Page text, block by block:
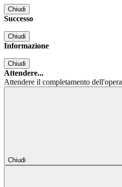
Chiudi
Successo
Chiudi
Informazione
Chiudi
Attendere...
Attendere il completamento
Chiudi